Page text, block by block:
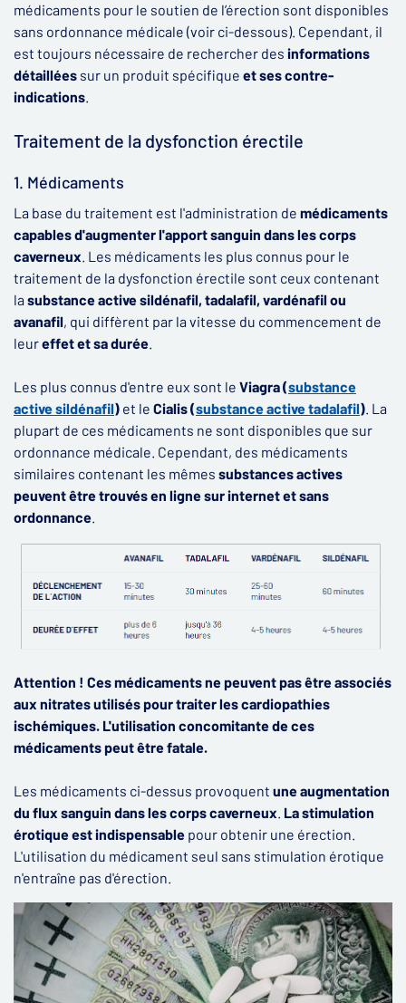
médicaments pour le soutien de l’érection sont disponibles
sans ordonnance médicale (voir ci-dessous). Cependant, il
est toujours nécessaire de rechercher des informations
détaillées sur un produit spécifique et ses contre-
indications.
Traitement de la dysfonction érectile
1. Médicaments
La base du traitement est l'administration de médicaments
capables d'augmenter l'apport sanguin dans les corps
caverneux. Les médicaments les plus connus pour le
traitement de la dysfonction érectile sont ceux contenant
la substance active sildénafil, tadalafil, vardénafil ou
avanafil, qui diffèrent par la vitesse du commencement de
leureffet et sa durée.
Les plus connus d'entre eux sont le Viagra (substance
active sildénafil) et le Cialis (substance active tadalafil). La
plupart de ces médicaments ne sont disponibles que sur
ordonnance médicale. Cependant, des médicaments
similaires contenant les mêmes substances actives
peuvent être trouvés en ligne sur internet et sans
ordonnance.
Attention ! Ces médicaments ne peuvent pas être associés
aux nitrates utilisés pour traiter les cardiopathies
ischémiques. L'utilisation concomitante de ces
médicaments peut être fatale.
Les médicaments ci-dessus provoquent une augmentation
du flux sanguin dans les corps caverneux. La stimulation
érotique est indispensable pour obtenir une érection.
L'utilisation du médicament seul sans stimulation érotique
n'entraîne pas d'érection.